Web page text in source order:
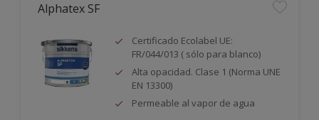
Alphatex SF
Certificado Ecolabel UE:
FR/044/013 ( sólo para blanco)
Alta opacidad. Clase 1 (Norma UNE
EN 13300)
Permeable al vapor de agua